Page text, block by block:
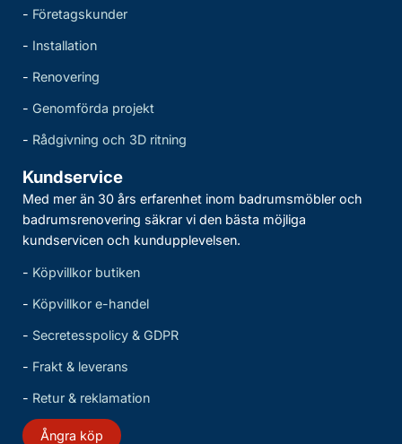
- Företagskunder
- Installation
- Renovering
- Genomförda projekt
- Rådgivning och 3D ritning
Kundservice
Med mer än 30 års erfarenhet inom badrumsmöbler och
badrumsrenovering säkrar vi den bästa möjliga
kundservicen och kundupplevelsen.
- Köpvillkor butiken
- Köpvillkor e-handel
- Secretesspolicy & GDPR
- Frakt & leverans
- Retur & reklamation
Ångra köp